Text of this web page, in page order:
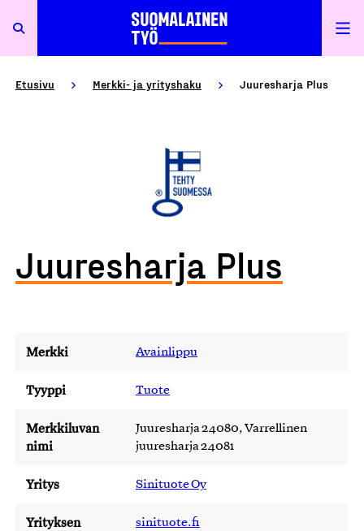
Etusivu Merkki- ja yrityshaku Juuresharja Plus
Juuresharja Plus
Merkki Avainlippu
Tyyppi Tuote
Merkkiluvan
nimi
Juuresharja 24080, Varrellinen
juuresharja 24081
Yritys Sinituote Oy
Yrityksen
sinituote.fi